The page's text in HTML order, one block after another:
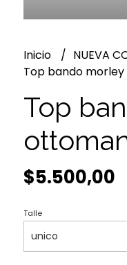
Inicio
NUEVA
Top bando
Top
$5.500,00
Talle